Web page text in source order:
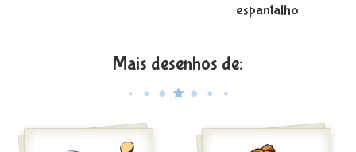
espantalho
Mais desenhos de: